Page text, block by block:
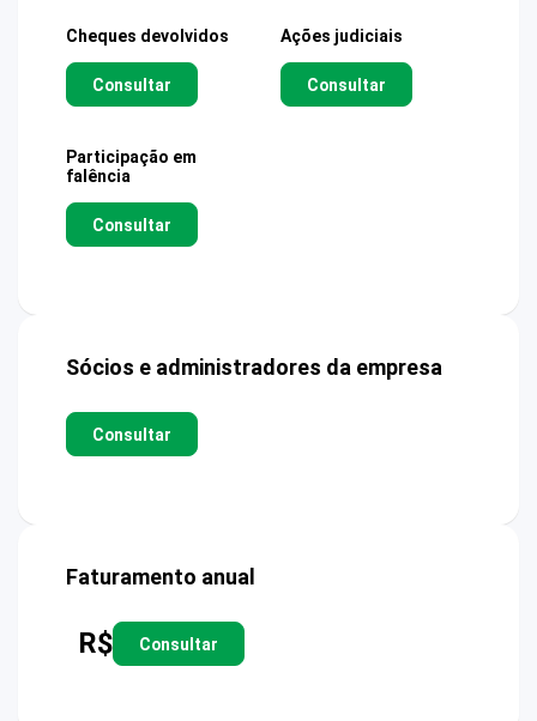
Cheques devolvidos
Consultar
Ações judiciais
Consultar
Participação em
falência
Consultar
Sócios e administradores da empresa
Consultar
Faturamento anual
R$ Consultar